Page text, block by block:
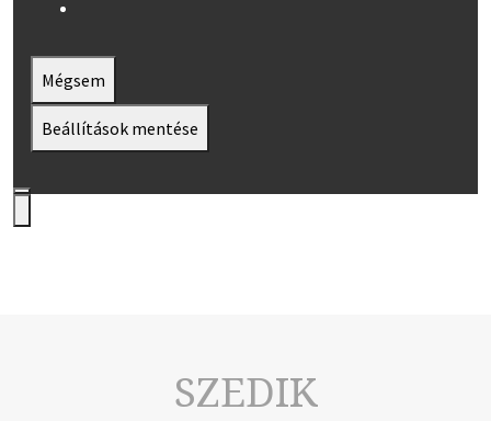
Mégsem
Beállítások mentése
SZEDIK